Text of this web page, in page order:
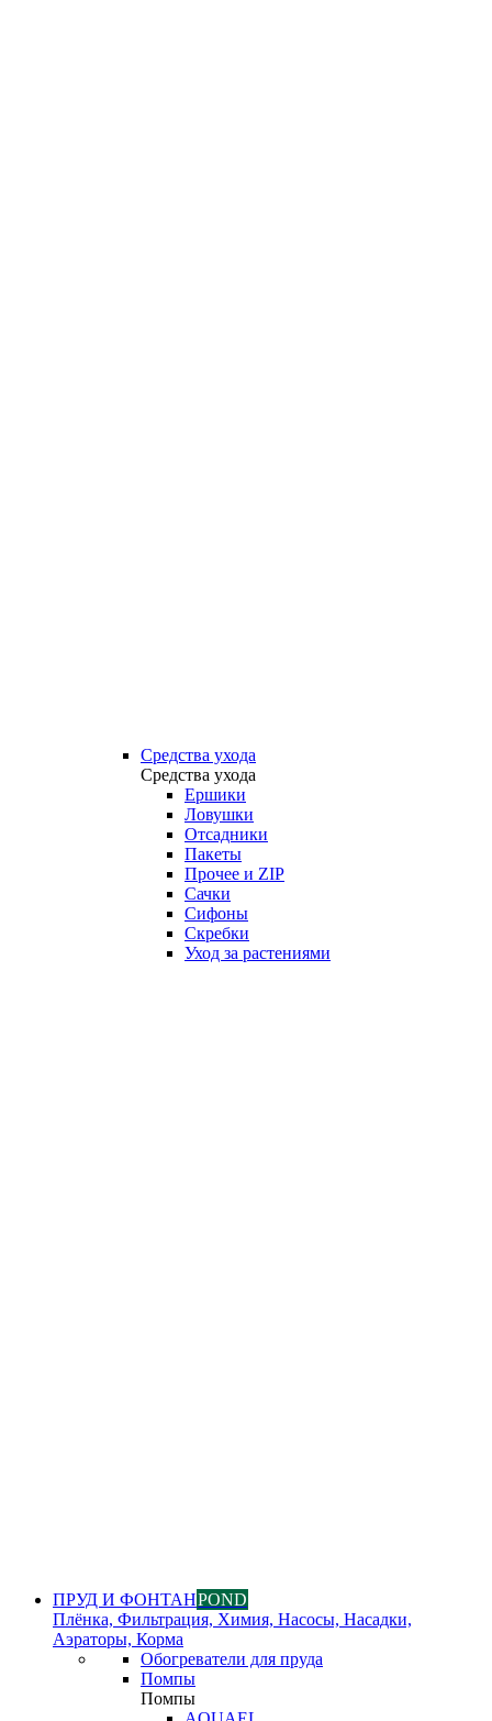
Средства ухода
Средства ухода
Ершики
Ловушки
Отсадники
Пакеты
Прочее и ZIP
Сачки
Сифоны
Скребки
Уход за растениями
ПРУД И ФОНТАНPOND
Плёнка, Фильтрация, Химия, Насосы, Насадки,
Аэраторы, Корма
Обогреватели для пруда
Помпы
Помпы